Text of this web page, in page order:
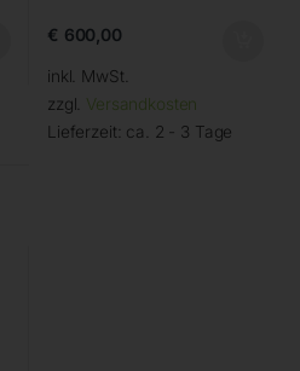
€ 600,00
inkl. MwSt.
zzgl. Versandkosten
Lieferzeit: ca. 2 - 3 Tage